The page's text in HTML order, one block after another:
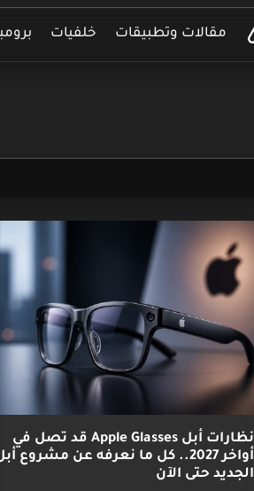
مقالات وتطبيقات خلفيات
نظارات أبل Apple Glasses قد تصل في
أواخر 2027.. كل ما نعرفه عن مشروع
الجديد حتى الآن